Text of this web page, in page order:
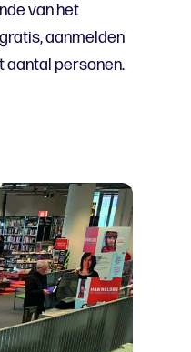
van het
aanmelden
aantal personen.